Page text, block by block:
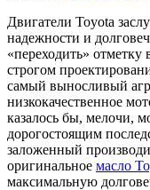
Двигатели Toyota
надежности и
«переходить»
строгом
самый выносливый
низкокачественное
казалось бы, мелочи,
дорогостоящим
заложенный
оригинальное масло
максимальную